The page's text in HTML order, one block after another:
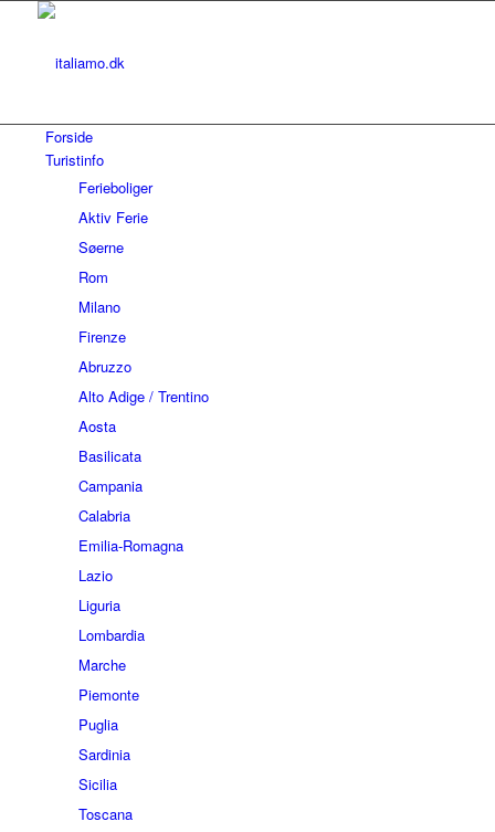
Forside
Turistinfo
Ferieboliger
Aktiv Ferie
Søerne
Rom
Milano
Firenze
Abruzzo
Alto Adige / Trentino
Aosta
Basilicata
Campania
Calabria
Emilia-Romagna
Lazio
Liguria
Lombardia
Marche
Piemonte
Puglia
Sardinia
Sicilia
Toscana